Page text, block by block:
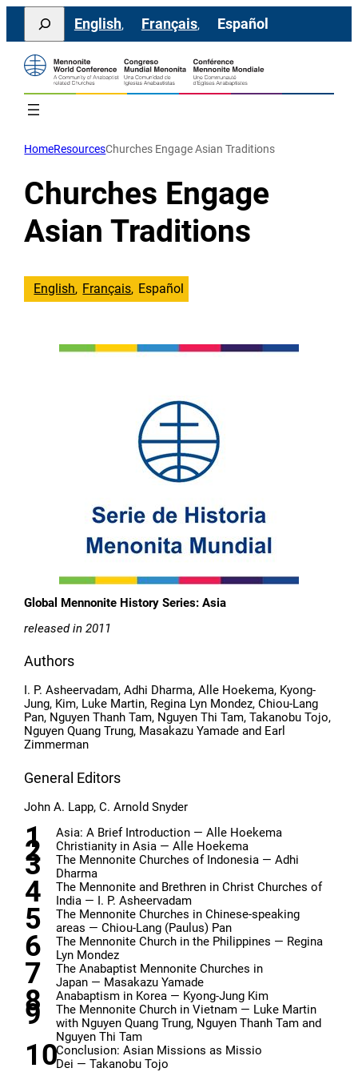
Saltar
contenido
Search
English Français Español
HomeResourcesChurches Engage Asian Traditions
Churches Engage
Asian Traditions
English Français Español
Global Mennonite History Series: Asia
released in 2011
Authors
I. P. Asheervadam, Adhi Dharma, Alle Hoekema, Kyong-
Jung, Kim, Luke Martin, Regina Lyn Mondez, Chiou-Lang
Pan, Nguyen Thanh Tam, Nguyen Thi Tam, Takanobu Tojo,
Nguyen Quang Trung, Masakazu Yamade and Earl
Zimmerman
General Editors
John A. Lapp, C. Arnold Snyder
Asia: A Brief Introduction — Alle Hoekema
Christianity in Asia — Alle Hoekema
The Mennonite Churches of Indonesia — Adhi
Dharma
The Mennonite and Brethren in Christ Churches of
India — I. P. Asheervadam
The Mennonite Churches in Chinese-speaking
areas — Chiou-Lang (Paulus) Pan
The Mennonite Church in the Philippines — Regina
Lyn Mondez
The Anabaptist Mennonite Churches in
Japan — Masakazu Yamade
Anabaptism in Korea — Kyong-Jung Kim
The Mennonite Church in Vietnam — Luke Martin
with Nguyen Quang Trung, Nguyen Thanh Tam and
Nguyen Thi Tam
Conclusion: Asian Missions as Missio
Dei — Takanobu Tojo